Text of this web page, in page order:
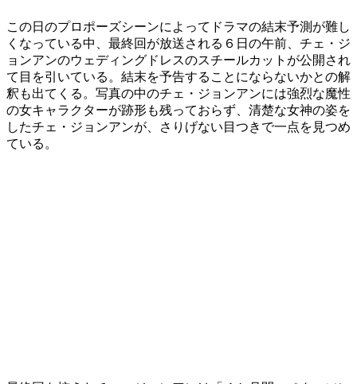
この日のプロポーズシーンによってドラマの結末予測が難し
くなっている中、最終回が放送される６日の午前、チェ・ジ
ョンアンのウェディングドレスのスチールカットが公開され
て目を引いている。結末を予告することにならないかとの解
釈も出てくる。写真の中のチェ・ジョンアンには強烈な魔性
の女キャラクターが跡形も残っておらず、清楚な女神の姿を
したチェ・ジョンアンが、さりげない目つきで一点を見つめ
ている。